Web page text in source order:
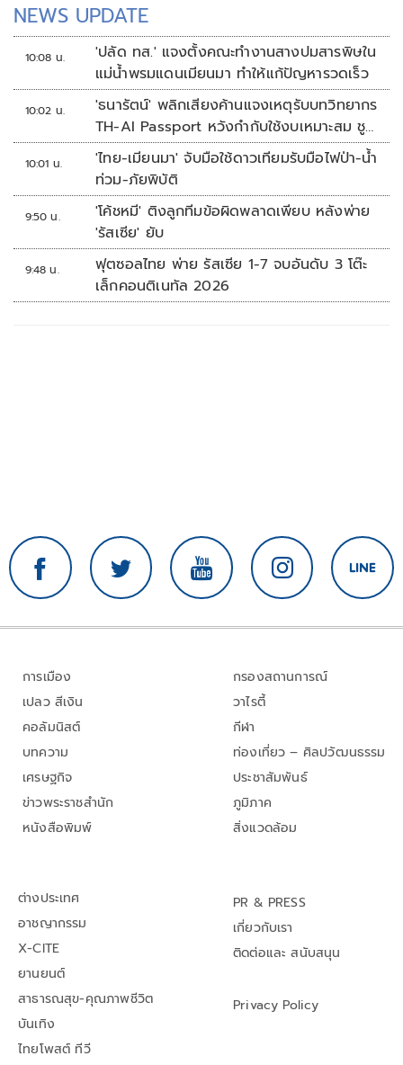
NEWS UPDATE
10:08 น.
'ปลัด ทส.' แจงตั้งคณะทำงานสางปมสารพิษใน
แม่น้ำพรมแดนเมียนมา ทำให้แก้ปัญหารวดเร็ว
10:02 น.
'ธนารัตน์' พลิกเสียงค้านแจงเหตุรับบทวิทยากร
TH-AI Passport หวังกำกับใช้งบเหมาะสม ชู
จุดเด่นคนไทยได้ใช้ AI ระดับโปร ลดเหลื่อมล้ำ
ทางเทคโนโลยี เซฟงบไปกว่า900ล้าน เชื่อหาก
ใช้เต็มที่เอกชนขาดทุนย่อยยับ
10:01 น.
'ไทย-เมียนมา' จับมือใช้ดาวเทียมรับมือไฟป่า-น้ำ
ท่วม-ภัยพิบัติ
9:50 น.
'โค้ชหมี' ติงลูกทีมข้อผิดพลาดเพียบ หลังพ่าย
'รัสเซีย' ยับ
9:48 น.
ฟุตซอลไทย พ่าย รัสเซีย 1-7 จบอันดับ 3 โต๊ะ
เล็กคอนติเนทัล 2026
การเมือง
เปลว สีเงิน
คอลัมนิสต์
บทความ
เศรษฐกิจ
ข่าวพระราชสำนัก
หนังสือพิมพ์
กรองสถานการณ์
วาไรตี้
กีฬา
ท่องเที่ยว – ศิลปวัฒนธรรม
ประชาสัมพันธ์
ภูมิภาค
สิ่งแวดล้อม
ต่างประเทศ
อาชญากรรม
X-CITE
ยานยนต์
สาธารณสุข-คุณภาพชีวิต
บันเทิง
ไทยโพสต์ ทีวี
PR & PRESS
เกี่ยวกับเรา
ติดต่อและ สนับสนุน
Privacy Policy